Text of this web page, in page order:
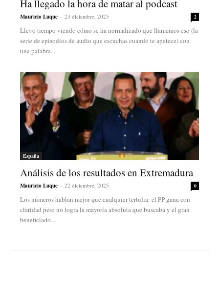
Ha llegado la hora de matar al podcast
Mauricio Luque - 23 diciembre, 2025 2
Llevo tiempo viendo cómo se ha normalizado que llamemos eso (la
serie de episodios de audio que escuchas cuando te apetece) con
una palabra...
España
Análisis de los resultados en Extremadura
Mauricio Luque - 22 diciembre, 2025 0
Los números hablan mejor que cualquier tertulia: el PP gana con
claridad pero no logra la mayoría absoluta que buscaba y el gran
beneficiado...